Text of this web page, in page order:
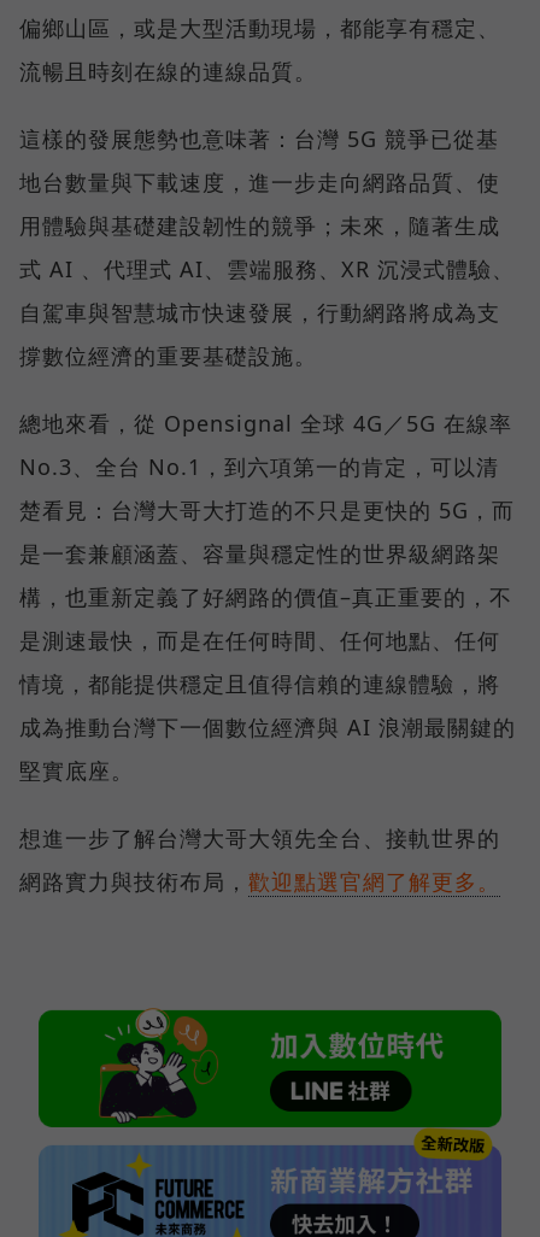
偏鄉山區，或是大型活動現場，都能享有穩定、
流暢且時刻在線的連線品質。
這樣的發展態勢也意味著：台灣 5G 競爭已從基
地台數量與下載速度，進一步走向網路品質、使
用體驗與基礎建設韌性的競爭；未來，隨著生成
式 AI 、代理式 AI、雲端服務、XR 沉浸式體驗、
自駕車與智慧城市快速發展，行動網路將成為支
撐數位經濟的重要基礎設施。
總地來看，從 Opensignal 全球 4G／5G 在線率
No.3、全台 No.1，到六項第一的肯定，可以清
楚看見：台灣大哥大打造的不只是更快的 5G，而
是一套兼顧涵蓋、容量與穩定性的世界級網路架
構，也重新定義了好網路的價值–真正重要的，不
是測速最快，而是在任何時間、任何地點、任何
情境，都能提供穩定且值得信賴的連線體驗，將
成為推動台灣下一個數位經濟與 AI 浪潮最關鍵的
堅實底座。
想進一步了解台灣大哥大領先全台、接軌世界的
網路實力與技術布局， 歡迎點選官網了解更多。